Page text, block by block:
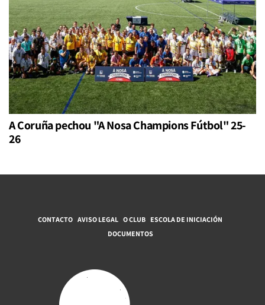
A Coruña pechou "A Nosa Champions Fútbol" 25-
26
CONTACTO AVISO LEGAL O CLUB ESCOLA DE INICIACIÓN
DOCUMENTOS